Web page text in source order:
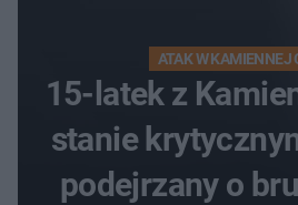
ATAK W KAMIENNEJ
15-latek z
stanie
podejrzany o